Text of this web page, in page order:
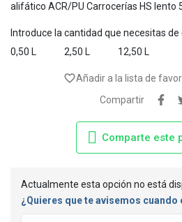
alifático ACR/PU Carrocerías HS lento
Introduce la cantidad que necesitas de
0,50 L
2,50 L 12,50 L
favorite_borderAñadir a la lista de
Compartir
Comparte este
Actualmente esta opción no está
¿Quieres que te avisemos cuando